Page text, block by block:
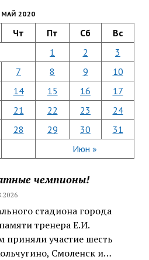
МАЙ 2020
Чт Пт Сб Вс
Июн »
1 2
3
7 8 9
10
14 15 16
17
21 22 23
24
28 29 30 31
чемпионы!
стадиона города
тренера Е.И.
приняли участие шесть
Смоленск и…